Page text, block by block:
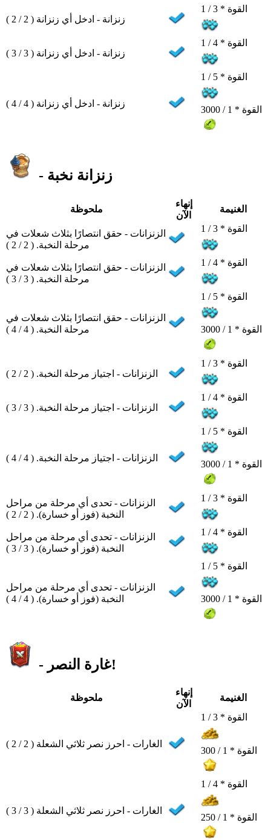
زنزانة - ادخل أي زنزانة ( 2 / 2 )
القوة * 3 / 1
زنزانة - ادخل أي زنزانة ( 3 / 3 )
القوة * 4 / 1
زنزانة - ادخل أي زنزانة ( 4 / 4 )
القوة * 5 / 1
القوة * 1 / 3000
- زنزانة نخبة
ملحوظة
إنهاء
الآن
الغنيمة
الزنزانات - حقق انتصارًا بثلاث شعلات في
مرحلة النخبة. ( 2 / 2 )
القوة * 3 / 1
الزنزانات - حقق انتصارًا بثلاث شعلات في
مرحلة النخبة. ( 3 / 3 )
القوة * 4 / 1
الزنزانات - حقق انتصارًا بثلاث شعلات في
مرحلة النخبة. ( 4 / 4 )
القوة * 5 / 1
القوة * 1 / 3000
الزنزانات - اجتياز مرحلة النخبة. ( 2 / 2 )
القوة * 3 / 1
الزنزانات - اجتياز مرحلة النخبة. ( 3 / 3 )
القوة * 4 / 1
الزنزانات - اجتياز مرحلة النخبة. ( 4 / 4 )
القوة * 5 / 1
القوة * 1 / 3000
الزنزانات - تحدى أي مرحلة من مراحل
النخبة (فوز أو خسارة). ( 2 / 2 )
القوة * 3 / 1
الزنزانات - تحدى أي مرحلة من مراحل
النخبة (فوز أو خسارة). ( 3 / 3 )
القوة * 4 / 1
الزنزانات - تحدى أي مرحلة من مراحل
النخبة (فوز أو خسارة). ( 4 / 4 )
القوة * 5 / 1
القوة * 1 / 3000
- غارة النصر!
ملحوظة
إنهاء
الآن
الغنيمة
الغارات - احرز نصر ثلاثي الشعلة ( 2 / 2 )
القوة * 3 / 1
القوة * 1 / 300
الغارات - احرز نصر ثلاثي الشعلة ( 3 / 3 )
القوة * 4 / 1
القوة * 1 / 250